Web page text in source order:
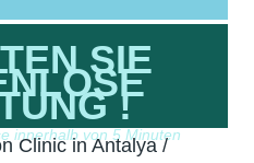
SIE
!
innerhalb von 5 Minuten
Clinic in Antalya /